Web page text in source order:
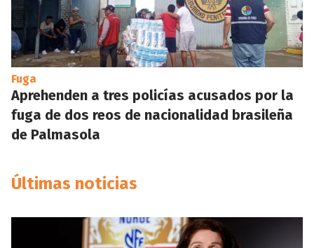
Fuga
Aprehenden a tres policías acusados por la
fuga de dos reos de nacionalidad brasileña
de Palmasola
Últimas noticias